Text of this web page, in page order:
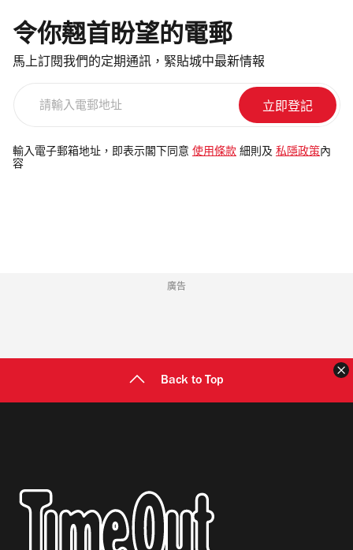
令你翹首盼望的電郵
馬上訂閱我們的定期通訊，緊貼城中最新情報
電
郵
輸入電子郵箱地址，即表示閣下同意 使用條款 細則及 私隱政策 內
容
廣告
Back to Top